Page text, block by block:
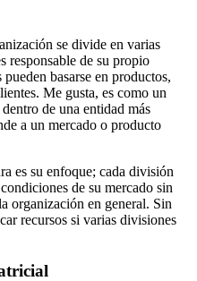
se divide en varias
responsable de su propio
basarse en productos,
Me gusta, es como un
de una entidad más
a un mercado o producto
es su enfoque; cada división
de su mercado sin
organización en general. Sin
recursos si varias divisiones